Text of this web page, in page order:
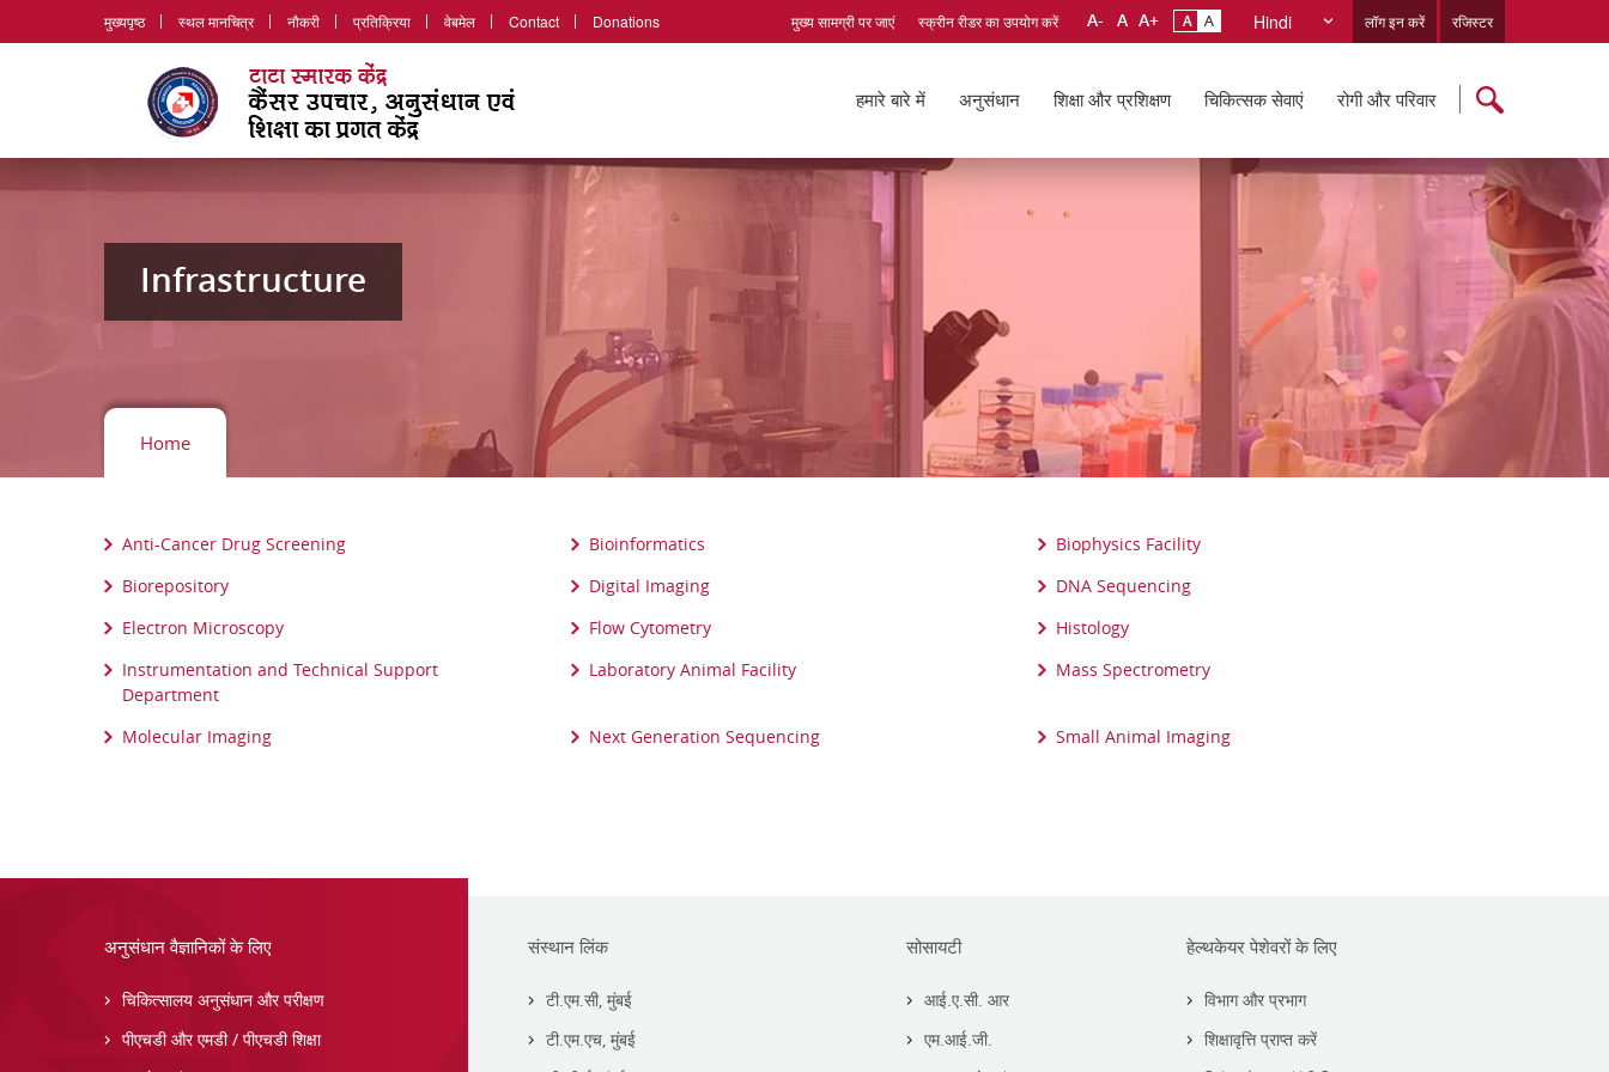
मुख्यपृष्ठ स्थल मानचित्र नौकरी प्रतिक्रिया वेबमेल Contact Donations मुख्य सामग्री पर जाएं स्क्रीन रीडर का उपयोग करें Hindi लॉग इन करें रजिस्टर
हमारे बारे में अनुसंधान शिक्षा और प्रशिक्षण चिकित्सक सेवाएं रोगी और परिवार
Infrastructure
Home
Anti-Cancer Drug Screening Bioinformatics
Biophysics Facility
Biorepository
Digital Imaging
DNA Sequencing
Electron Microscopy
Flow Cytometry
Histology
Instrumentation and Technical Support
Department
Laboratory Animal Facility Mass Spectrometry
Molecular Imaging Next Generation Sequencing Small Animal Imaging
अनुसंधान वैज्ञानिकों के लिए
चिकित्सालय अनुसंधान और परीक्षण
पीएचडी और एमडी / पीएचडी शिक्षा
संस्थान लिंक
टी.एम.सी, मुंबई
टी.एम.एच, मुंबई
सोसायटी
आई.ए.सी. आर
एम.आई.जी.
हेल्थकेयर पेशेवरों के लिए
विभाग और प्रभाग
शिक्षावृत्ति प्राप्त करें